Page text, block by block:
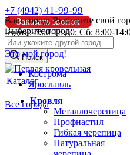
Ваш город: Выбирите свой
Выберите город:
Это мой город!
Кострома
Ярославль
Все города
+7 (4942) 41-99-99
Заказать звонок
Будни: 8:00-18:00; Сб: 8:00-
info@pk44.ru
Поиск
Каталог
Кровля
Металлочерепица
Профнастил
Гибкая черепица
Натуральная